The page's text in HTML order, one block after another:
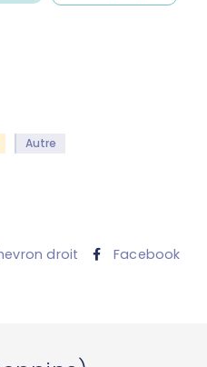
Autre
droit
Facebook